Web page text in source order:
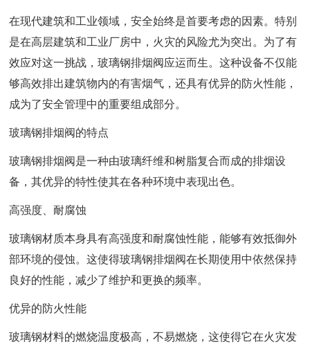
在现代建筑和工业领域，安全始终是首要考虑的因素。特别
是在高层建筑和工业厂房中，火灾的风险尤为突出。为了有
效应对这一挑战，玻璃钢排烟阀应运而生。这种设备不仅能
够高效排出建筑物内的有害烟气，还具有优异的防火性能，
成为了安全管理中的重要组成部分。
玻璃钢排烟阀的特点
玻璃钢排烟阀是一种由玻璃纤维和树脂复合而成的排烟设
备，其优异的特性使其在各种环境中表现出色。
高强度、耐腐蚀
玻璃钢材质本身具有高强度和耐腐蚀性能，能够有效抵御外
部环境的侵蚀。这使得玻璃钢排烟阀在长期使用中依然保持
良好的性能，减少了维护和更换的频率。
优异的防火性能
玻璃钢材料的燃烧温度极高，不易燃烧，这使得它在火灾发